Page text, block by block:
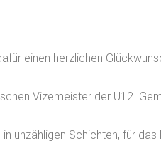
einen herzlichen
Vizemeister der U12.
unzähligen Schichten, für